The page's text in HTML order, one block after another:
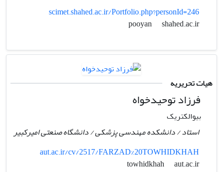
scimet.shahed.ac.ir/Portfolio.php?personId=246
pooyan
shahed.ac.ir
هیات تحریریه
فرزاد توحیدخواه
بیوالکتریک
استاد / دانشکده مهندسی پزشکی / دانشگاه صنعتی امیرکبیر
aut.ac.ir/cv/2517/FARZAD%20TOWHIDKHAH
towhidkhah
aut.ac.ir